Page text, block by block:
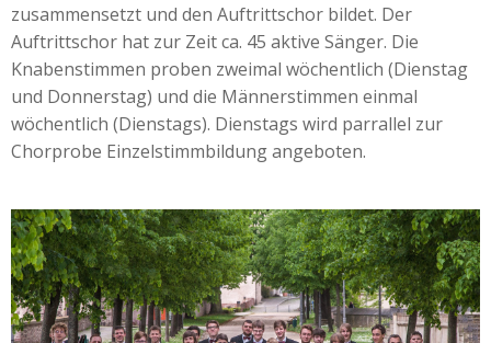
zusammensetzt und den Auftrittschor bildet. Der
Auftrittschor hat zur Zeit ca. 45 aktive Sänger. Die
Knabenstimmen proben zweimal wöchentlich (Dienstag
und Donnerstag) und die Männerstimmen einmal
wöchentlich (Dienstags). Dienstags wird parrallel zur
Chorprobe Einzelstimmbildung angeboten.